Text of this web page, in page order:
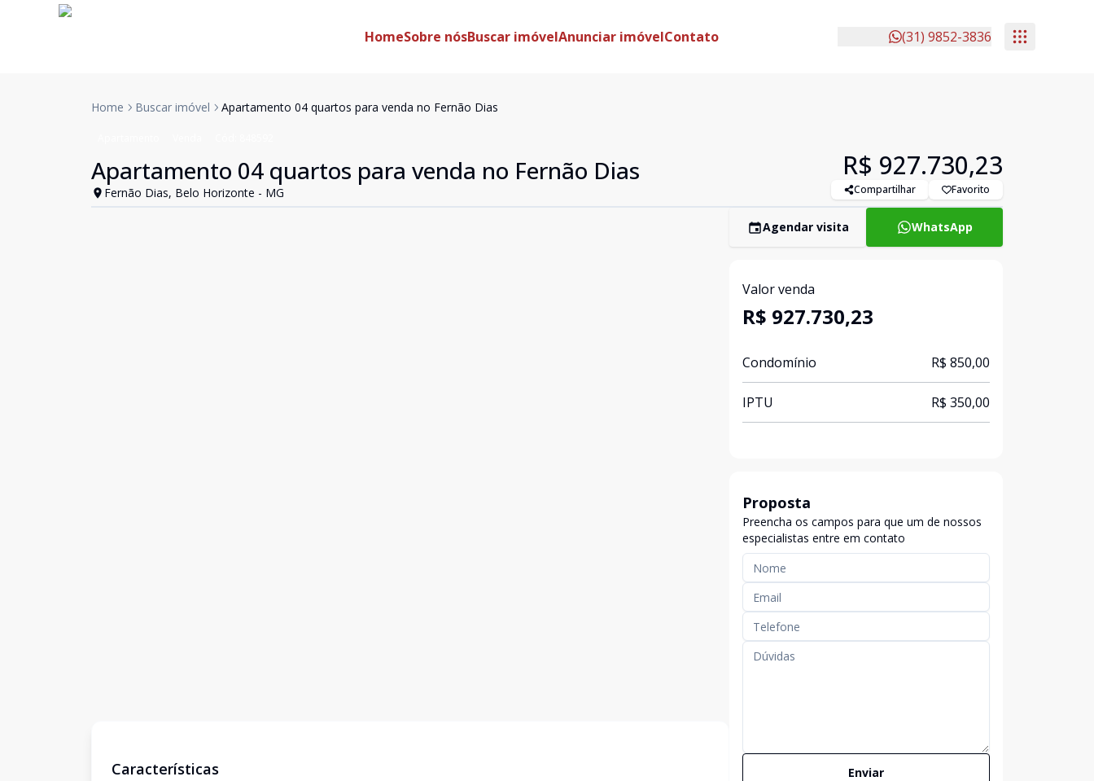
HomeSobre nósBuscar imóvelAnunciar imóvelContato (31) 9852-3836
Home Buscar imóvel Apartamento 04 quartos para venda no Fernão Dias
Apartamento 04 quartos para venda no Fernão Dias
Fernão Dias, Belo Horizonte - MG
R$ 927.730,23
Compartilhar Favorito
Características
Agendar visita WhatsApp
Valor venda
R$ 927.730,23
Condomínio R$ 850,00
IPTU R$ 350,00
Proposta
Preencha os campos para que um de nossos
especialistas entre em contato
Enviar